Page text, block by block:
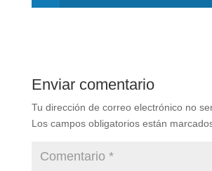
Enviar comentario
Tu dirección de correo electrónico no
Los campos obligatorios están